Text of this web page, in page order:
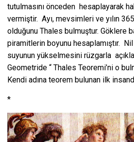
tutulmasını önceden hesaplayarak
vermiştir. Ayı, mevsimleri ve yılın
olduğunu Thales bulmuştur. Göklere
piramitlerin boyunu hesaplamıştır.
suyunun yükselmesini rüzgarla
Geometride “ Thales Teoremi’ni o
Kendi adına teorem bulunan ilk
*